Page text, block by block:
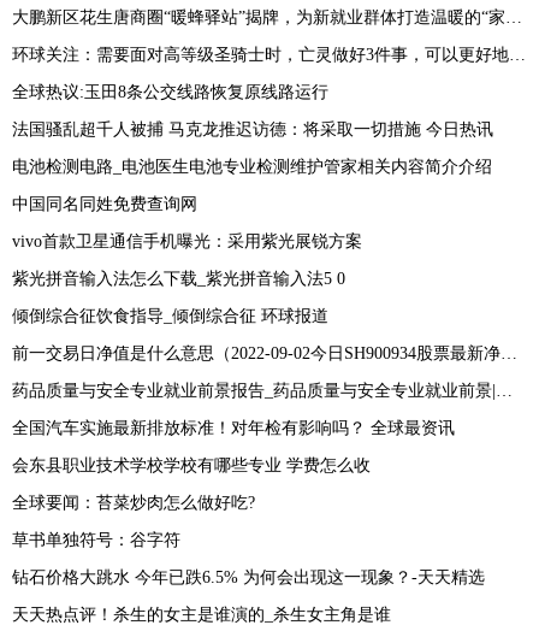
大鹏新区花生唐商圈“暖蜂驿站”揭牌，为新就业群体打造温暖的“家”_焦点讯息
环球关注：需要面对高等级圣骑士时，亡灵做好3件事，可以更好地保护侍僧
全球热议:玉田8条公交线路恢复原线路运行
法国骚乱超千人被捕 马克龙推迟访德：将采取一切措施 今日热讯
电池检测电路_电池医生电池专业检测维护管家相关内容简介介绍
中国同名同姓免费查询网
vivo首款卫星通信手机曝光：采用紫光展锐方案
紫光拼音输入法怎么下载_紫光拼音输入法5 0
倾倒综合征饮食指导_倾倒综合征 环球报道
前一交易日净值是什么意思（2022-09-02今日SH900934股票最新净值和交易情况） 当前热门
药品质量与安全专业就业前景报告_药品质量与安全专业就业前景|世界短讯
全国汽车实施最新排放标准！对年检有影响吗？ 全球最资讯
会东县职业技术学校学校有哪些专业 学费怎么收
全球要闻：苔菜炒肉怎么做好吃?
草书单独符号：谷字符
钻石价格大跳水 今年已跌6.5% 为何会出现这一现象？-天天精选
天天热点评！杀生的女主是谁演的_杀生女主角是谁